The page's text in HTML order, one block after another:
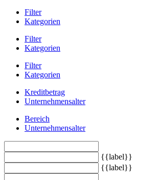
Filter
Kategorien
Filter
Kategorien
Filter
Kategorien
Kreditbetrag
Unternehmensalter
Bereich
Unternehmensalter
{{label}}
{{label}}